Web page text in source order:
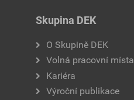
Skupina DEK
O Skupině DEK
Volná pracovní místa
Kariéra
Výroční publikace